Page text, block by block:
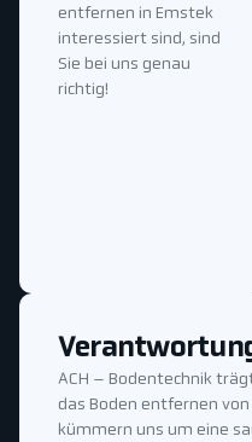
entfernen in Emstek
interessiert sind, sind
Sie bei uns genau
richtig!
ACH – Bodentechnik
das Boden entfernen
kümmern uns um eine